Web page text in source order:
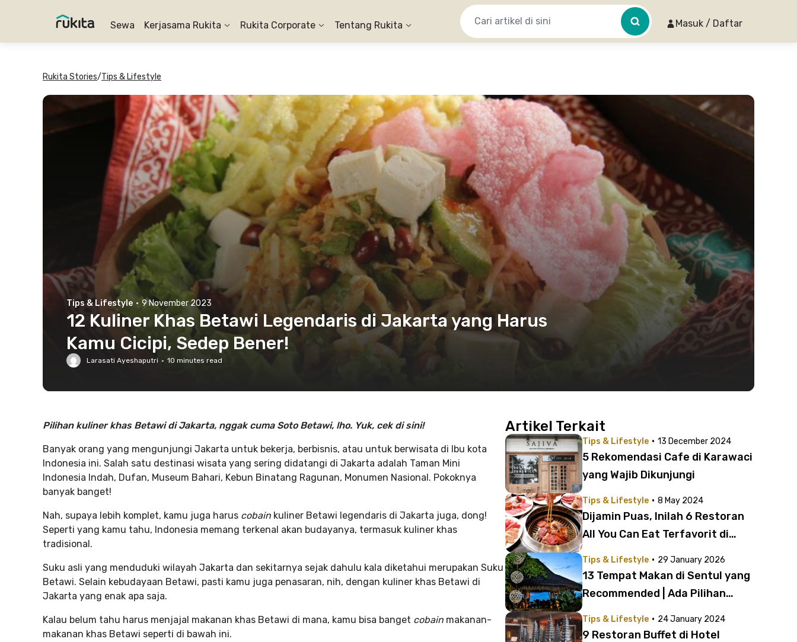
Sewa Kerjasama Rukita Rukita Corporate Tentang Rukita Masuk / Daftar
Rukita Stories/Tips & Lifestyle
Tips & Lifestyle · 9 November 2023
12 Kuliner Khas Betawi Legendaris di Jakarta yang Harus
Kamu Cicipi, Sedep Bener!
Larasati Ayeshaputri · 10 minutes read
Pilihan kuliner khas Betawi di Jakarta, nggak cuma Soto Betawi, lho. Yuk, cek di sini!
Banyak orang yang mengunjungi Jakarta untuk bekerja, berbisnis, atau untuk berwisata di Ibu kota
Indonesia ini. Salah satu destinasi wisata yang sering didatangi di Jakarta adalah Taman Mini
Indonesia Indah, Dufan, Museum Bahari, Kebun Binatang Ragunan, Monumen Nasional. Pokoknya
banyak banget!
Nah, supaya lebih komplet, kamu juga harus cobain kuliner Betawi legendaris di Jakarta juga, dong!
Seperti yang kamu tahu, Indonesia memang terkenal akan budayanya, termasuk kuliner khas
tradisional.
Suku asli yang menduduki wilayah Jakarta dan sekitarnya sejak dahulu kala diketahui merupakan Suku
Betawi. Selain kebudayaan Betawi, pasti kamu juga penasaran, nih, dengan kuliner khas Betawi di
Jakarta yang enak apa saja.
Kalau belum tahu harus menjajal makanan khas Betawi di mana, kamu bisa banget cobain makanan-
makanan khas Betawi seperti di bawah ini.
Artikel Terkait
Tips & Lifestyle · 13 December 2024
5 Rekomendasi Cafe di Karawaci
yang Wajib Dikunjungi
Tips & Lifestyle · 8 May 2024
Dijamin Puas, Inilah 6 Restoran
All You Can Eat Terfavorit di
Rp200 Ribu!
Tips & Lifestyle · 29 January 2026
13 Tempat Makan di Sentul yang
Recommended | Ada Pilihan
Tips & Lifestyle · 24 January 2024
9 Restoran Buffet di Hotel